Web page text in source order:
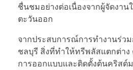
ชื่นชมอย่างต่อเนื่องจากผู้จัดงา
ตะวันออก
จากประสบการณ์การทำงานร่ว
ชลบุรี สิ่งที่ทำให้ทรีพลัสแตกต่า
การออกแบบและติดตั้งต้นคริสต์